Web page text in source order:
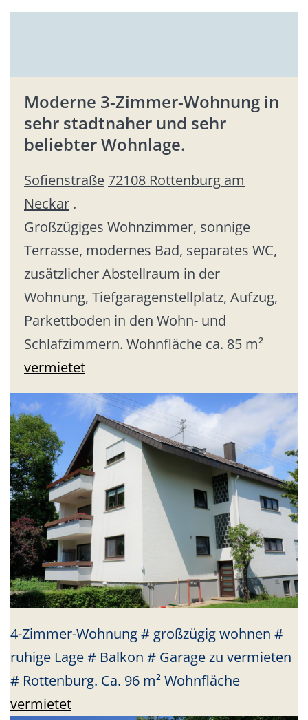
Moderne 3-Zimmer-Wohnung in
sehr stadtnaher und sehr
beliebter Wohnlage.
Sofienstraße 72108 Rottenburg am
Neckar .
Großzügiges Wohnzimmer, sonnige
Terrasse, modernes Bad, separates WC,
zusätzlicher Abstellraum in der
Wohnung, Tiefgaragenstellplatz, Aufzug,
Parkettboden in den Wohn- und
Schlafzimmern. Wohnfläche ca. 85 m²
vermietet
4-Zimmer-Wohnung # großzügig wohnen #
ruhige Lage # Balkon # Garage zu vermieten
# Rottenburg. Ca. 96 m² Wohnfläche
vermietet